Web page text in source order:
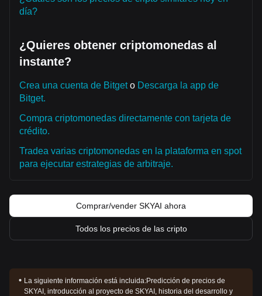
día?
¿Quieres obtener criptomonedas al
instante?
Crea una cuenta de Bitgeto Descarga la app de
Bitget.
Compra criptomonedas directamente con tarjeta de
crédito.
Tradea varias criptomonedas en la plataforma en spot
para ejecutar estrategias de arbitraje.
Comprar/vender SKYAI ahora
Todos los precios de las cripto
La siguiente información está incluida:Predicción de precios de
SKYAI, introducción al proyecto de SKYAI, historia del desarrollo y